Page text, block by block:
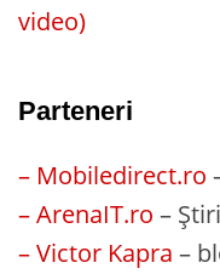
video)
Parteneri
– Mobiledirect.ro
– ArenaIT.ro –
– Victor Kapra –